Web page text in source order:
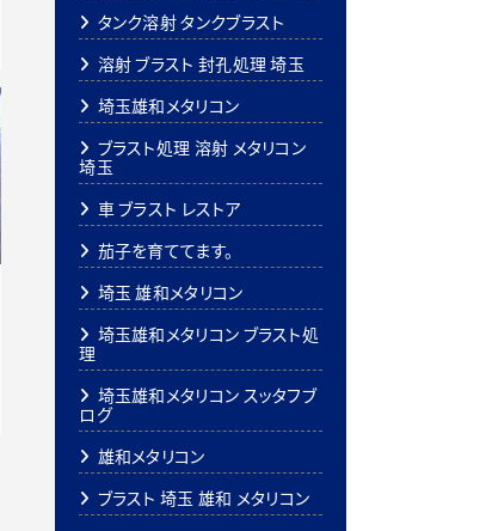
タンク溶射 タンクブラスト
溶射 ブラスト 封孔処理 埼玉
埼玉雄和メタリコン
ブラスト処理 溶射 メタリコン
埼玉
車 ブラスト レストア
茄子を育ててます。
埼玉 雄和メタリコン
埼玉雄和メタリコン ブラスト処
理
埼玉雄和メタリコン スッタフブ
ログ
雄和メタリコン
ブラスト 埼玉 雄和 メタリコン